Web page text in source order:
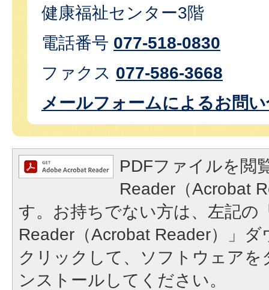
健康福祉センター3階
電話番号 077-518-0830
ファクス 077-586-3668
メールフォームによるお問
PDFファイルを閲
Reader（Acrobat
す。お持ちでない方は、左記の
Reader（Acrobat Reader）」
クリックして、ソフトウェア
ンストールしてください。